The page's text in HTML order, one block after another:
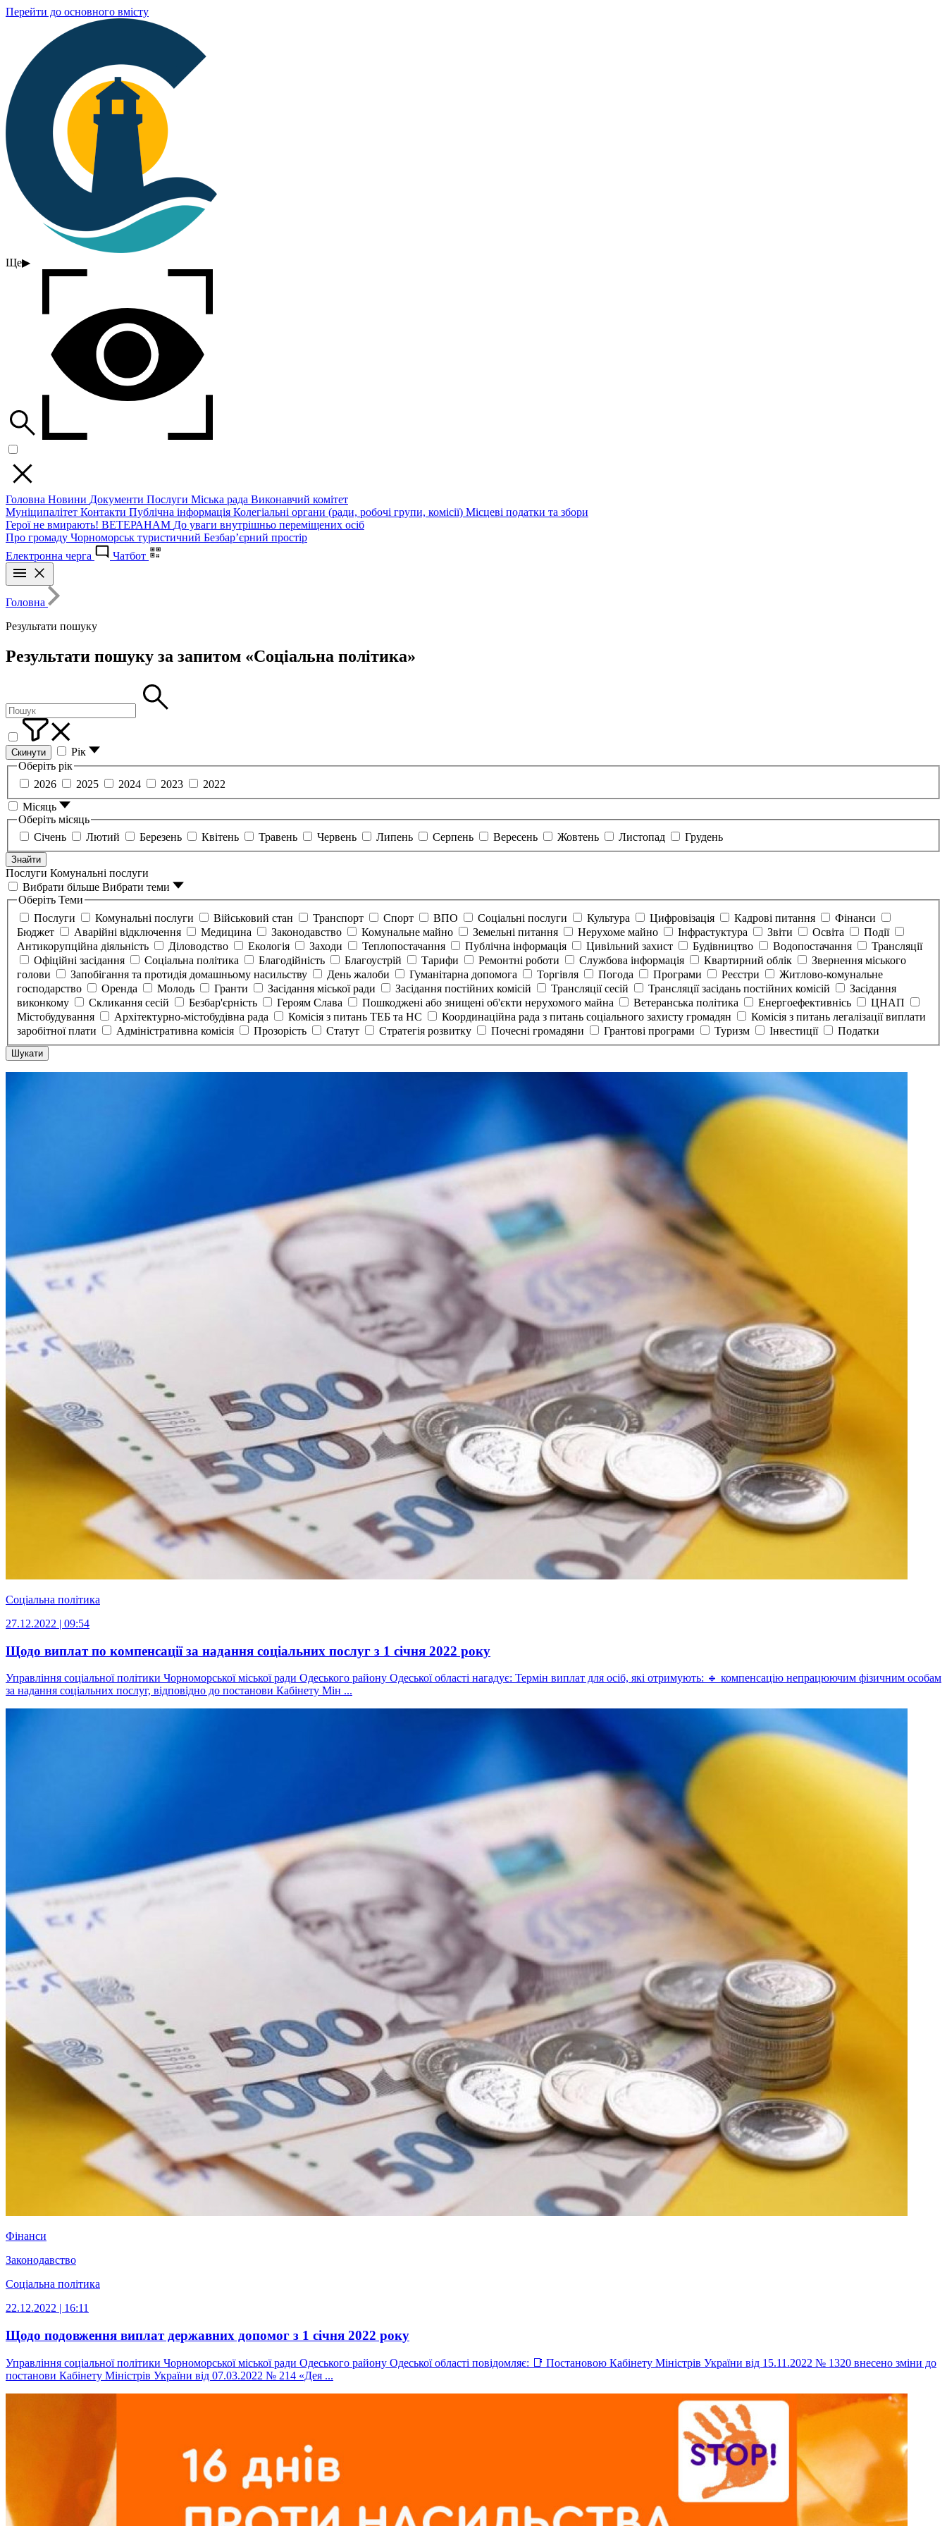
Перейти до основного вмісту
Ще▶
Головна Новини Документи Послуги Міська рада Виконавчий комітет
Муніципалітет Контакти Публічна інформація Колегіальні органи (ради, робочі групи, комісії) Місцеві податки та збори
Герої не вмирають! ВЕТЕРАНАМ До уваги внутрішньо переміщених осіб
Про громаду Чорноморськ туристичний Безбар’єрний простір
Електронна черга
Чатбот
Головна
Результати пошуку
Результати пошуку за запитом «Соціальна політика»
Скинути
Рік
Оберіть рік
2026
2025 2024 2023
2022
Місяць
Оберіть місяць
Січень
Лютий Березень Квітень Травень Червень Липень Серпень Вересень Жовтень Листопад Грудень
Знайти
Послуги Комунальні послуги
Вибрати більше Вибрати теми
Оберіть Теми
Послуги
Комунальні послуги Військовий стан Транспорт Спорт ВПО Соціальні послуги Культура Цифровізація Кадрові питання
Фінанси
Бюджет
Аварійні відключення Медицина Законодавство Комунальне майно Земельні питання Нерухоме майно Інфрастуктура Звіти Освіта
Події
Антикорупційна діяльність
Діловодство Екологія Заходи Теплопостачання Публічна інформація Цивільний захист Будівництво Водопостачання
Трансляції
Офіційні засідання
Соціальна політика Благодійність Благоустрій Тарифи Ремонтні роботи Службова інформація Квартирний облік
Звернення міського
голови
Запобігання та протидія домашньому насильству День жалоби Гуманітарна допомога Торгівля Погода Програми Реєстри
Житлово-комунальне
господарство
Оренда Молодь Гранти Засідання міської ради Засідання постійних комісій Трансляції сесій Трансляції засідань постійних комісій
Засідання
виконкому
Скликання сесій Безбар'єрність Героям Слава Пошкоджені або знищені об'єкти нерухомого майна Ветеранська політика Енергоефективнісь
ЦНАП
Містобудування
Архітектурно-містобудівна рада Комісія з питань ТЕБ та НС Координаційна рада з питань соціального захисту громадян
Комісія з питань легалізації виплати
заробітної плати
Адміністративна комісія Прозорість Статут Стратегія розвитку Почесні громадяни Грантові програми Туризм Інвестиції Податки
Шукати
Соціальна політика
27.12.2022 | 09:54
Щодо виплат по компенсації за надання соціальних послуг з 1 січня 2022 року
Управління соціальної політики Чорноморської міської ради Одеського району Одеської області нагадує: Термін виплат для осіб, які отримують: 🔹 компенсацію непрацюючим фізичним особам
за надання соціальних послуг, відповідно до постанови Кабінету Мін ...
Фінанси
Законодавство
Соціальна політика
22.12.2022 | 16:11
Щодо подовження виплат державних допомог з 1 січня 2022 року
Управління соціальної політики Чорноморської міської ради Одеського району Одеської області повідомляє: 📑 Постановою Кабінету Міністрів України від 15.11.2022 № 1320 внесено зміни до
постанови Кабінету Міністрів України від 07.03.2022 № 214 «Дея ...